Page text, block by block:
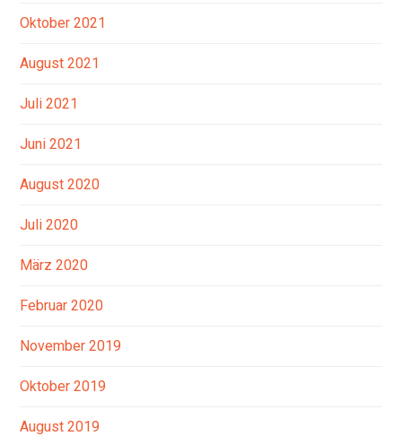
Oktober 2021
August 2021
Juli 2021
Juni 2021
August 2020
Juli 2020
März 2020
Februar 2020
November 2019
Oktober 2019
August 2019